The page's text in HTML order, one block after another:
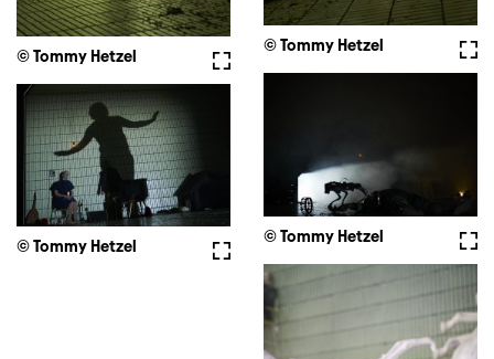
© Tommy Hetzel
Vollbild
© Tommy Hetzel
© Tommy Hetzel
Vollbild
© Tommy Hetzel